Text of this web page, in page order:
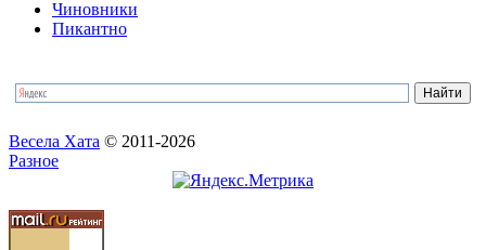
Чиновники
Пикантно
Весела Хата © 2011-2026
Разное